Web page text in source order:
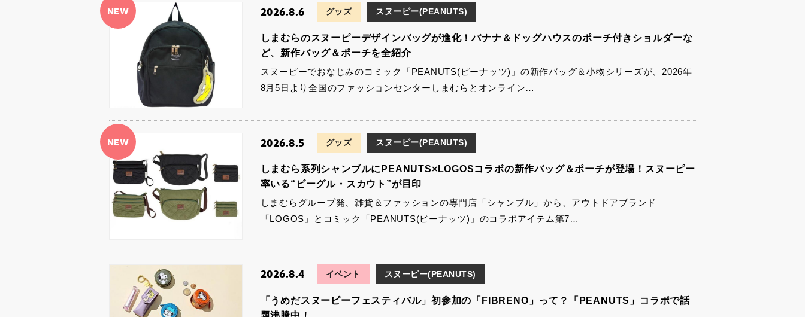
NEW 2026.8.6 グッズ スヌーピー(PEANUTS)
しまむらのスヌーピーデザインバッグが進化！バナナ＆ドッグハウスのポーチ付きショルダーな
ど、新作バッグ＆ポーチを全紹介
スヌーピーでおなじみのコミック「PEANUTS(ピーナッツ)」の新作バッグ＆小物シリーズが、2026年
8月5日より全国のファッションセンターしまむらとオンライン…
NEW 2026.8.5 グッズ スヌーピー(PEANUTS)
しまむら系列シャンブルにPEANUTS×LOGOSコラボの新作バッグ＆ポーチが登場！スヌーピー
率いる“ビーグル・スカウト”が目印
しまむらグループ発、雑貨＆ファッションの専門店「シャンブル」から、アウトドアブランド
「LOGOS」とコミック「PEANUTS(ピーナッツ)」のコラボアイテム第7…
2026.8.4 イベント スヌーピー(PEANUTS)
「うめだスヌーピーフェスティバル」初参加の「FIBRENO」って？「PEANUTS」コラボで話